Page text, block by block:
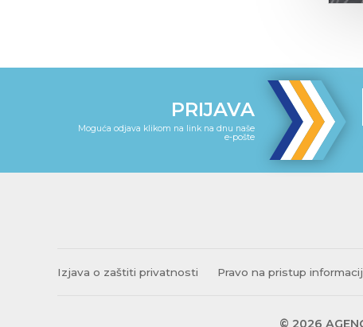
PRIJAVA
Moguća odjava klikom na link na dnu naše
e-pošte
Izjava o zaštiti privatnosti Pravo na pristup
© 2026